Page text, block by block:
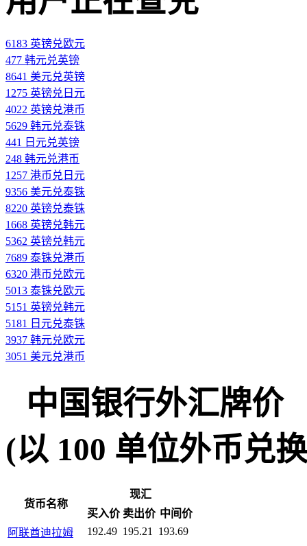
6183 英镑兑欧元
477 韩元兑英镑
8641 美元兑英镑
1275 英镑兑日元
4022 英镑兑港币
5629 韩元兑泰铢
441 日元兑英镑
248 韩元兑港币
1257 港币兑日元
9356 美元兑泰铢
8220 英镑兑泰铢
1668 英镑兑韩元
5362 英镑兑韩元
7689 泰铢兑港币
6320 港币兑欧元
5013 泰铢兑欧元
5151 英镑兑韩元
5181 日元兑泰铢
3937 韩元兑欧元
3051 美元兑港币
中国银行外汇牌价
(以 100 单位外币兑
货币名称
现汇
买入价 卖出价 中间价
阿联酋迪拉姆
192.49 195.21
193.69